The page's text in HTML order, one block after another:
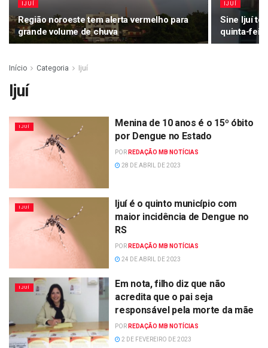
IJUÍ
Região noroeste tem alerta vermelho para
grande volume de chuva
IJUÍ
Sine Ijuí
quinta-feira
Início Categoria Ijuí
Ijuí
IJUÍ
Menina de 10 anos é o 15º óbito
por Dengue no Estado
POR REDAÇÃO MB NOTÍCIAS
28 DE ABRIL DE 2023
IJUÍ
Ijuí é o quinto município com
maior incidência de Dengue no
RS
POR REDAÇÃO MB NOTÍCIAS
24 DE ABRIL DE 2023
IJUÍ
Em nota, filho diz que não
acredita que o pai seja
responsável pela morte da mãe
POR REDAÇÃO MB NOTÍCIAS
2 DE FEVEREIRO DE 2023